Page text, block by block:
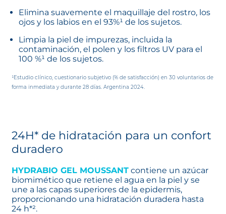
Elimina suavemente el maquillaje del rostro, los
ojos y los labios en el 93%¹ de los sujetos.
Limpia la piel de impurezas, incluida la
contaminación, el polen y los filtros UV para el
100 %¹ de los sujetos.
¹Estudio clínico, cuestionario subjetivo (% de satisfacción) en 30 voluntarios de
forma inmediata y durante 28 días. Argentina 2024.
24H* de hidratación para un confort
duradero
HYDRABIO GEL MOUSSANT contiene un azúcar
biomimético que retiene el agua en la piel y se
une a las capas superiores de la epidermis,
proporcionando una hidratación duradera hasta
24 h*².